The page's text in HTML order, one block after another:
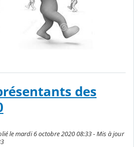
des
le mardi 6 octobre 2020 08:33 - Mis à jour